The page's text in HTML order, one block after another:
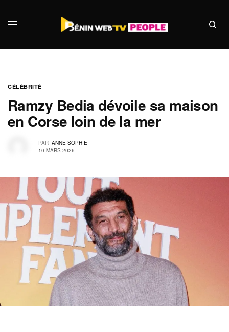
CÉLÉBRITÉ
Ramzy Bedia dévoile sa maison
en Corse loin de la mer
PAR ANNE SOPHIE
10 MARS 2026